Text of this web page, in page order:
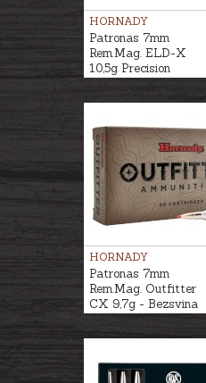
HORNADY
Patronas 7mm
Rem.Mag. ELD-X
10,5g Precision
HORNADY
Patronas 7mm
Rem.Mag. Outfitter
CX 9,7g - Bezsvina